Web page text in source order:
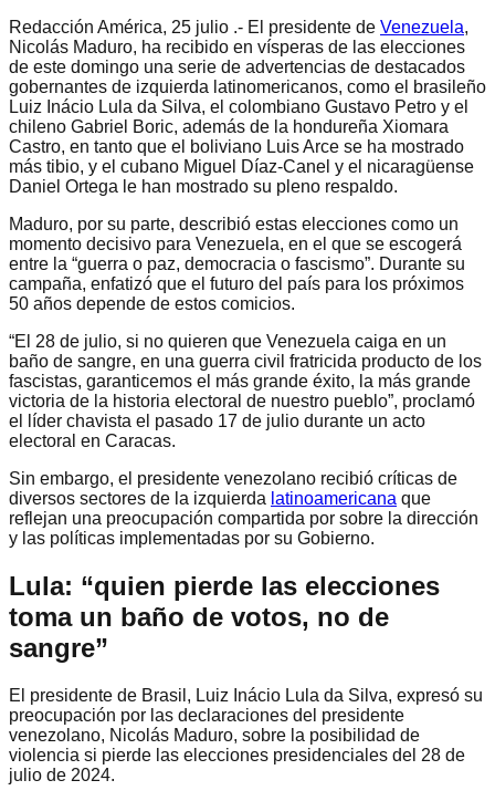
Redacción América, 25 julio .- El presidente de Venezuela,
Nicolás Maduro, ha recibido en vísperas de las elecciones
de este domingo una serie de advertencias de destacados
gobernantes de izquierda latinomericanos, como el brasileño
Luiz Inácio Lula da Silva, el colombiano Gustavo Petro y el
chileno Gabriel Boric, además de la hondureña Xiomara
Castro, en tanto que el boliviano Luis Arce se ha mostrado
más tibio, y el cubano Miguel Díaz-Canel y el nicaragüense
Daniel Ortega le han mostrado su pleno respaldo.
Maduro, por su parte, describió estas elecciones como un
momento decisivo para Venezuela, en el que se escogerá
entre la “guerra o paz, democracia o fascismo”. Durante su
campaña, enfatizó que el futuro del país para los próximos
50 años depende de estos comicios.
“El 28 de julio, si no quieren que Venezuela caiga en un
baño de sangre, en una guerra civil fratricida producto de los
fascistas, garanticemos el más grande éxito, la más grande
victoria de la historia electoral de nuestro pueblo”, proclamó
el líder chavista el pasado 17 de julio durante un acto
electoral en Caracas.
Sin embargo, el presidente venezolano recibió críticas de
diversos sectores de la izquierda latinoamericana que
reflejan una preocupación compartida por sobre la dirección
y las políticas implementadas por su Gobierno.
Lula: “quien pierde las elecciones
toma un baño de votos, no de
sangre”
El presidente de Brasil, Luiz Inácio Lula da Silva, expresó su
preocupación por las declaraciones del presidente
venezolano, Nicolás Maduro, sobre la posibilidad de
violencia si pierde las elecciones presidenciales del 28 de
julio de 2024.